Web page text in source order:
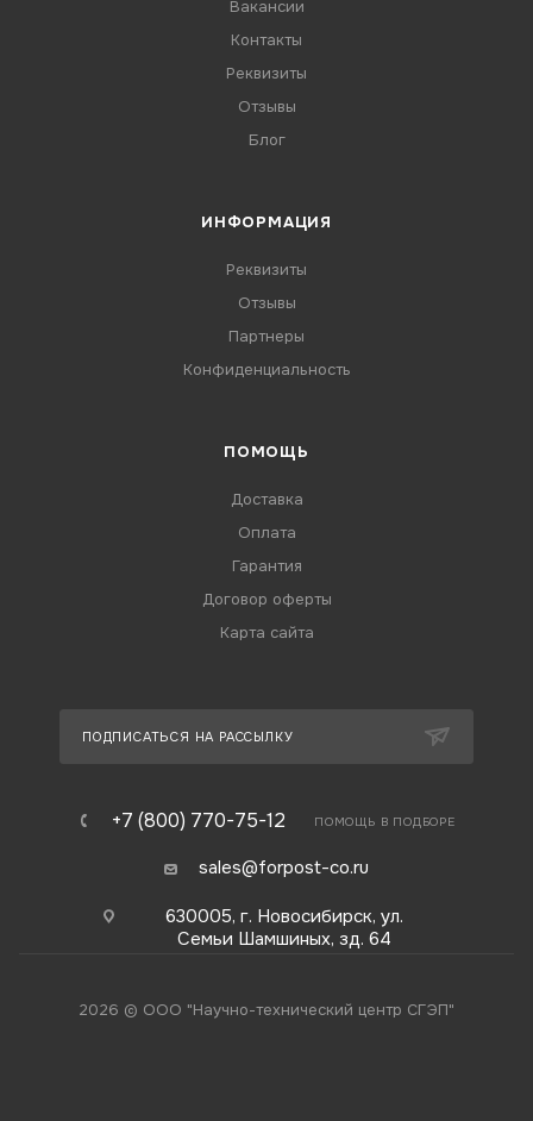
Вакансии
Контакты
Реквизиты
Отзывы
Блог
ИНФОРМАЦИЯ
Реквизиты
Отзывы
Партнеры
Конфиденциальность
ПОМОЩЬ
Доставка
Оплата
Гарантия
Договор оферты
Карта сайта
ПОДПИСАТЬСЯ НА РАССЫЛКУ
+7 (800) 770-75-12 ПОМОЩЬ В ПОДБОРЕ
sales@forpost-co.ru
630005, г. Новосибирск, ул.
Семьи Шамшиных, зд. 64
2026 © ООО "Научно-технический центр СГЭП"